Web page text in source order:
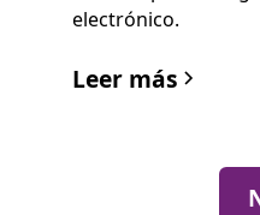
electrónico.
Leer más